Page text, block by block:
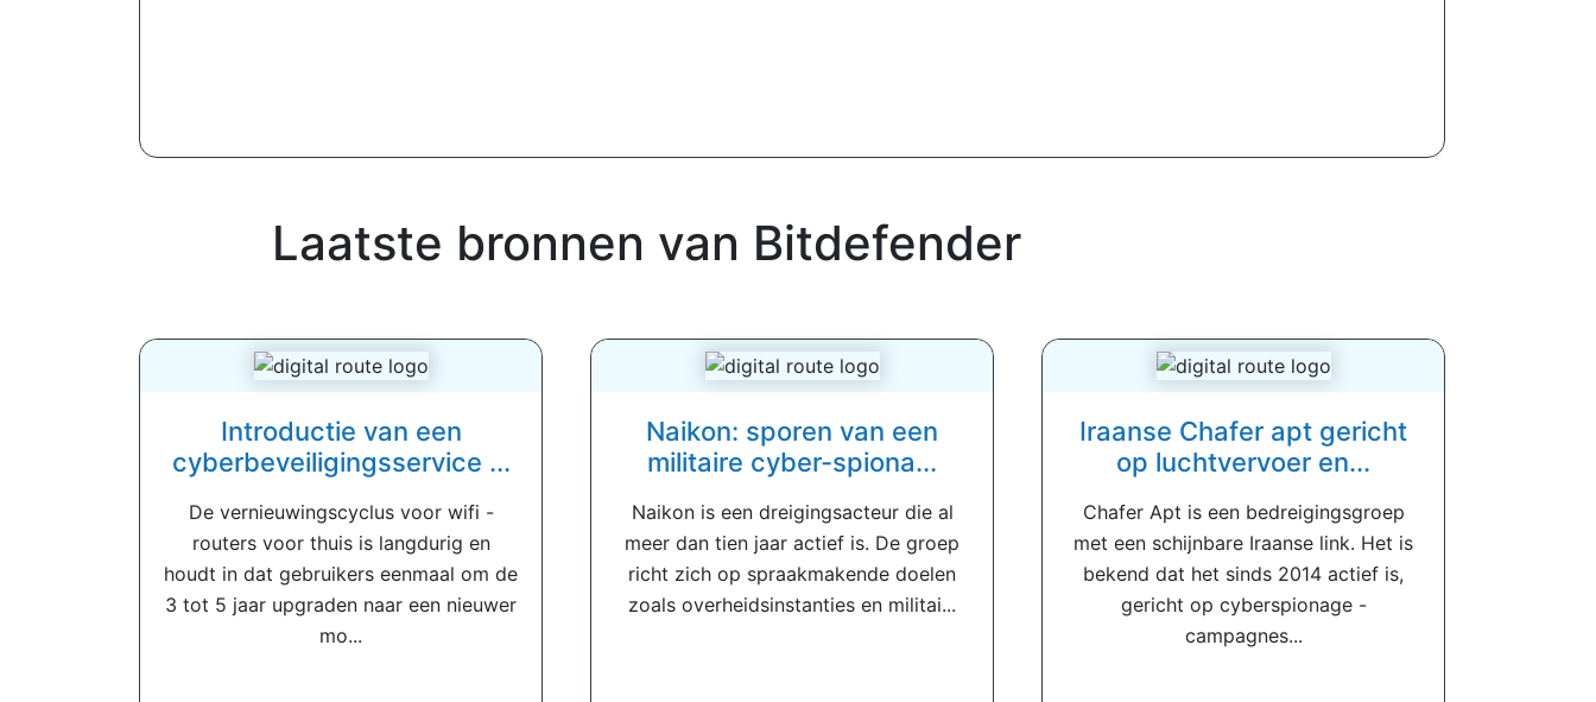
Laatste bronnen van Bitdefender
Introductie van een
cyberbeveiligingsservice ...
De vernieuwingscyclus voor wifi -
routers voor thuis is langdurig en
houdt in dat gebruikers eenmaal om de
3 tot 5 jaar upgraden naar een nieuwer
mo...
Naikon: sporen van een
militaire cyber-spiona...
Naikon is een dreigingsacteur die al
meer dan tien jaar actief is. De groep
richt zich op spraakmakende doelen
zoals overheidsinstanties en militai...
Iraanse Chafer apt gericht
op luchtvervoer en...
Chafer Apt is een bedreigingsgroep
met een schijnbare Iraanse link. Het is
bekend dat het sinds 2014 actief is,
gericht op cyberspionage -
campagnes...